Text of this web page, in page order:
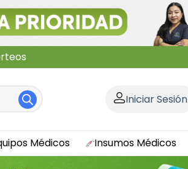
Iniciar Sesión
Médicos Insumos Médicos